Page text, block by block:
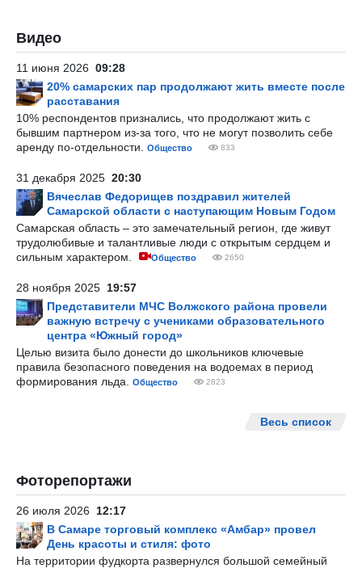
Видео
11 июня 2026 09:28
20% самарских пар продолжают жить вместе после
расставания
10% респондентов признались, что продолжают жить с
бывшим партнером из-за того, что не могут позволить себе
аренду по-отдельности.
Общество 833
31 декабря 2025 20:30
Вячеслав Федорищев поздравил жителей
Самарской области с наступающим Новым Годом
Самарская область – это замечательный регион, где живут
трудолюбивые и талантливые люди с открытым сердцем и
сильным характером.
Общество 2650
28 ноября 2025 19:57
Представители МЧС Волжского района провели
важную встречу с учениками образовательного
центра «Южный город»
Целью визита было донести до школьников ключевые
правила безопасного поведения на водоемах в период
формирования льда.
Общество 2823
Весь список
Фоторепортажи
26 июля 2026 12:17
В Самаре торговый комплекс «Амбар» провел
День красоты и стиля: фото
На территории фудкорта развернулся большой семейный